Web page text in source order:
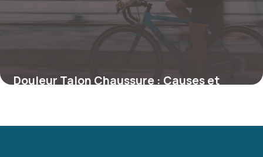
Douleur Talon Chaussure : Causes et